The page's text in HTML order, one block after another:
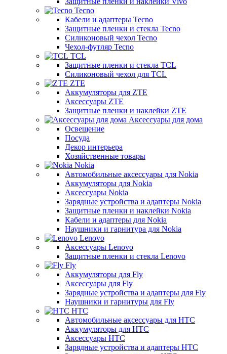
Tecno
Кабели и адаптеры Tecno
Защитные пленки и стекла Tecno
Силиконовый чехол Tecno
Чехол-футляр Tecno
TCL
Защитные пленки и стекла TCL
Силиконовый чехол для TCL
ZTE
Аккумуляторы для ZTE
Аксессуары ZTE
Защитные пленки и наклейки ZTE
Аксессуары для дома
Освещение
Посуда
Декор интерьера
Хозяйственные товары
Nokia
Автомобильные аксессуары для Nokia
Аккумуляторы для Nokia
Аксессуары Nokia
Зарядные устройства и адаптеры Nokia
Защитные пленки и наклейки Nokia
Кабели и адаптеры для Nokia
Наушники и гарнитура для Nokia
Lenovo
Аксессуары Lenovo
Защитные пленки и стекла Lenovo
Fly
Аккумуляторы для Fly
Аксессуары для Fly
Зарядные устройства и адаптеры для Fly
Наушники и гарнитуры для Fly
HTC
Автомобильные аксессуары для HTC
Аккумуляторы для HTC
Аксессуары HTC
Зарядные устройства и адаптеры HTC